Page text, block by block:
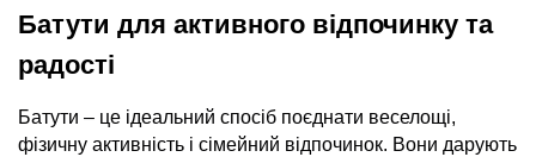
Батути для активного відпочинку та
радості
Батути – це ідеальний спосіб поєднати веселощі,
фізичну активність і сімейний відпочинок. Вони дарують